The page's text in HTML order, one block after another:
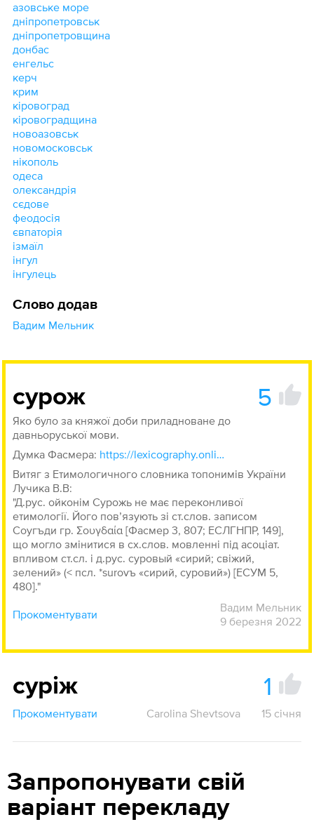
азовське море
дніпропетровськ
дніпропетровщина
донбас
енгельс
керч
крим
кіровоград
кіровоградщина
новоазовськ
новомосковськ
нікополь
одеса
олександрія
сєдове
феодосія
євпаторія
ізмаїл
інгул
інгулець
Слово додав
Вадим Мельник
сурож 5
Яко було за княжої доби приладноване до
давньоруської мови.
Думка Фасмера:
https://lexicography.online/etymology/vasmer/с/сурожь
Витяг з Етимологичного словника топонимів України
Лучика В.В:
"Д.рус. ойконім Сурожь не має переконливої
етимології. Його пов’язують зі ст.слов. записом
Соугъди гр. Σουγδαία [Фасмер 3, 807; ЕСЛГНПР, 149],
що могло змінитися в сх.слов. мовленні під асоціат.
впливом ст.сл. і д.рус. суровый «сирий; свіжий,
зелений» (< псл. *surovъ «сирий, суровий») [ЕСУМ 5,
480]."
Прокоментувати
Вадим Мельник
9 березня 2022
суріж 1
Прокоментувати Carolina Shevtsova 15 січня
Запропонувати свій
варіант перекладу